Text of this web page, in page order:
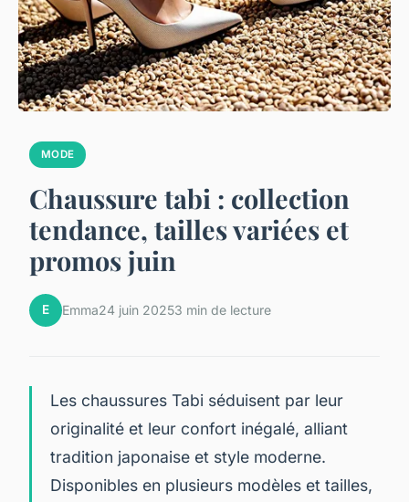
MODE
Chaussure tabi : collection
tendance, tailles variées et
promos juin
E Emma24 juin 20253 min de lecture
Les chaussures Tabi séduisent par leur
originalité et leur confort inégalé, alliant
tradition japonaise et style moderne.
Disponibles en plusieurs modèles et tailles,